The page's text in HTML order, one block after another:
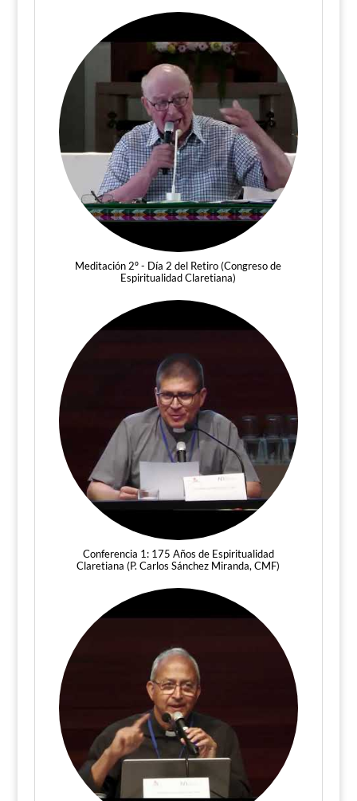
Meditación 2º - Día 2 del Retiro (Congreso de
Espiritualidad Claretiana)
Conferencia 1: 175 Años de Espiritualidad
Claretiana (P. Carlos Sánchez Miranda, CMF)